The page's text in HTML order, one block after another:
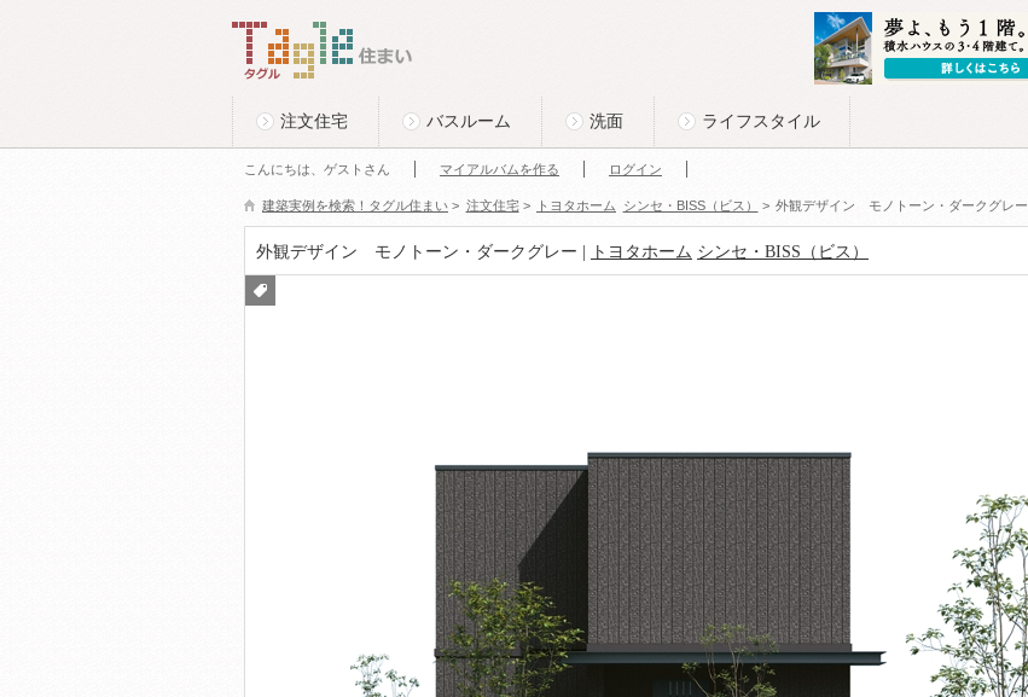
Tagle タグル 住まい
注文住宅 バスルーム 洗面 ライフスタイル
こんにちは、ゲストさん マイアルバムを作る ログイン
建築実例を検索！タグル住まい > 注文住宅> トヨタホーム シンセ・BISS（ビス） > 外観デザイン モノトーン・ダークグレー
外観デザイン モノトーン・ダークグレー | トヨタホーム シンセ・BISS（ビス）